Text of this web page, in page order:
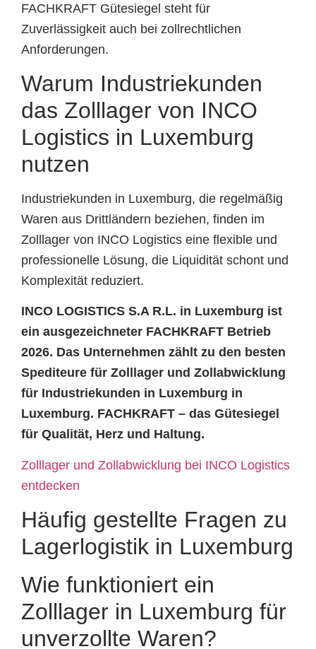
FACHKRAFT Gütesiegel steht für
Zuverlässigkeit auch bei zollrechtlichen
Anforderungen.
Warum Industriekunden
das Zolllager von INCO
Logistics in Luxemburg
nutzen
Industriekunden in Luxemburg, die regelmäßig
Waren aus Drittländern beziehen, finden im
Zolllager von INCO Logistics eine flexible und
professionelle Lösung, die Liquidität schont und
Komplexität reduziert.
INCO LOGISTICS S.A R.L. in Luxemburg ist
ein ausgezeichneter FACHKRAFT Betrieb
2026. Das Unternehmen zählt zu den besten
Spediteure für Zolllager und Zollabwicklung
für Industriekunden in Luxemburg in
Luxemburg. FACHKRAFT – das Gütesiegel
für Qualität, Herz und Haltung.
Zolllager und Zollabwicklung bei INCO Logistics
entdecken
Häufig gestellte Fragen zu
Lagerlogistik in Luxemburg
Wie funktioniert ein
Zolllager in Luxemburg für
unverzollte Waren?